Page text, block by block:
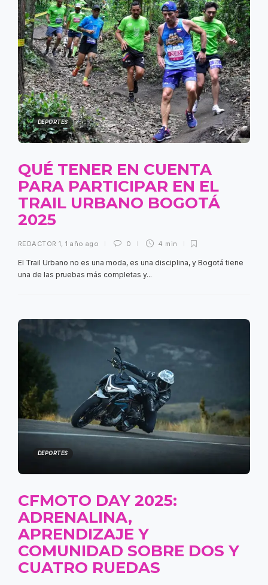
DEPORTES
QUÉ TENER EN CUENTA
PARA PARTICIPAR EN EL
TRAIL URBANO BOGOTÁ
2025
REDACTOR 1,1 año ago 0 4 min
El Trail Urbano no es una moda, es una disciplina, y Bogotá tiene
una de las pruebas más completas y...
DEPORTES
CFMOTO DAY 2025:
ADRENALINA,
APRENDIZAJE Y
COMUNIDAD SOBRE DOS Y
CUATRO RUEDAS